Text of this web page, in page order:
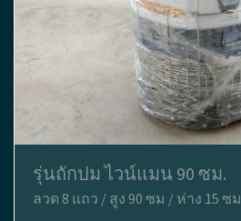
รุ่นถักปม ไวน์แมน 90 ซม.
ลวด 8 แถว / สูง 90 ซม / ห่าง 15 ซม